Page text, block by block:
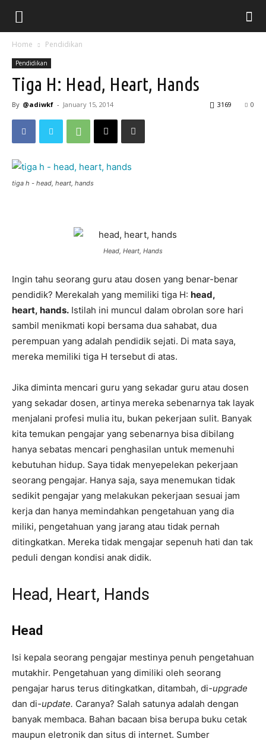
Home Pendidikan
Pendidikan
Tiga H: Head, Heart, Hands
By @adiwkf - January 15, 2014 0
3169
tiga h - head, heart, hands
Head, Heart, Hands
Ingin tahu seorang guru atau dosen yang benar-benar
pendidik? Merekalah yang memiliki tiga H: head,
heart, hands. Istilah ini muncul dalam obrolan sore hari
sambil menikmati kopi bersama dua sahabat, dua
perempuan yang adalah pendidik sejati. Di mata saya,
mereka memiliki tiga H tersebut di atas.
Jika diminta mencari guru yang sekadar guru atau dosen
yang sekadar dosen, artinya mereka sebenarnya tak layak
menjalani profesi mulia itu, bukan pekerjaan sulit. Banyak
kita temukan pengajar yang sebenarnya bisa dibilang
hanya sebatas mencari penghasilan untuk memenuhi
kebutuhan hidup. Saya tidak menyepelekan pekerjaan
seorang pengajar. Hanya saja, saya menemukan tidak
sedikit pengajar yang melakukan pekerjaan sesuai jam
kerja dan hanya memindahkan pengetahuan yang dia
miliki, pengetahuan yang jarang atau tidak pernah
ditingkatkan. Mereka tidak mengajar sepenuh hati dan tak
peduli dengan kondisi anak didik.
Head, Heart, Hands
Head
Isi kepala seorang pengajar mestinya penuh pengetahuan
mutakhir. Pengetahuan yang dimiliki oleh seorang
pengajar harus terus ditingkatkan, ditambah, di-upgrade
dan di-update. Caranya? Salah satunya adalah dengan
banyak membaca. Bahan bacaan bisa berupa buku cetak
maupun eletronik dan situs di internet. Sumber